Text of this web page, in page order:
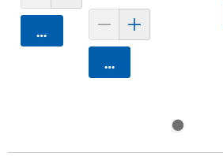
카트에 담기
카트에 담기